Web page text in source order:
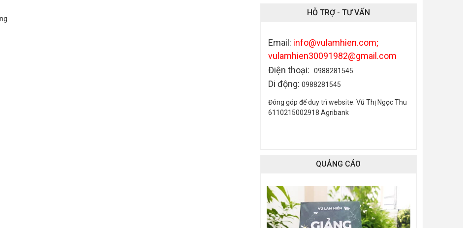
HỖ TRỢ - TƯ VẤN
Email: info@vulamhien.com;
vulamhien30091982@gmail.com
Điện thoại:
0988281545
Di động: 0988281545
Đóng góp để duy trì website: Vũ Thị Ngọc Thu
6110215002918 Agribank
QUẢNG CÁO